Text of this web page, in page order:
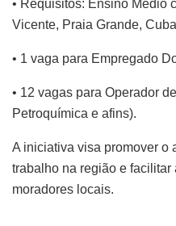
• Requisitos: Ensino Médio
Vicente, Praia Grande,
• 1 vaga para Empregado
• 12 vagas para Operador
Petroquímica e afins).
A iniciativa visa promover o
trabalho na região e
moradores locais.